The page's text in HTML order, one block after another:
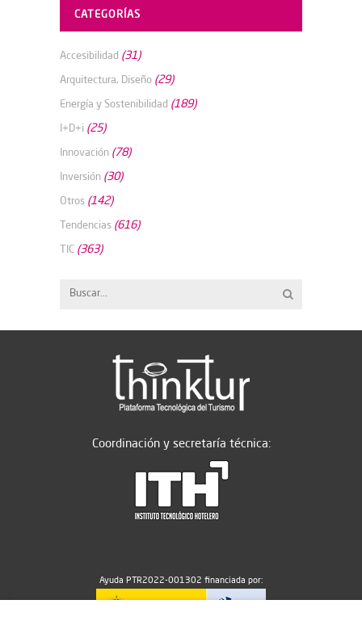
CATEGORÍAS
Accesibilidad (31)
Arquitectura, Diseño (29)
Energía y Sostenibilidad (189)
I+D+i (25)
Innovación (78)
Inversión (30)
Otros (142)
Tendencias (616)
TIC (363)
Coordinación y secretaría técnica:
Ayuda PTR2022-001302 financiada por: